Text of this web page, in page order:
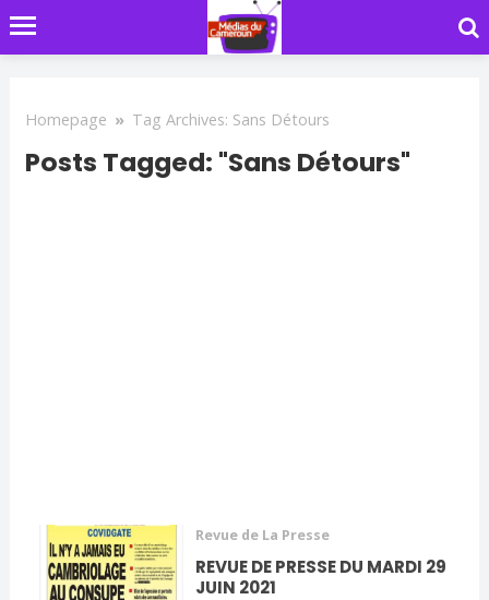
Homepage » Tag Archives: Sans Détours
Posts Tagged: "Sans Détours"
Revue de La Presse
REVUE DE PRESSE DU MARDI 29
JUIN 2021